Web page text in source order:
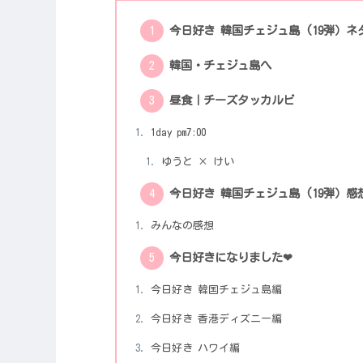
今日好き 韓国チェジュ島 (19弾）ネ
韓国・チェジュ島へ
昼食｜チーズタッカルビ
1day pm7:00
ゆうと × けい
今日好き 韓国チェジュ島 (19弾）感
みんなの感想
今日好きになりました❤︎
今日好き 韓国チェジュ島編
今日好き 香港ディズニー編
今日好き ハワイ編